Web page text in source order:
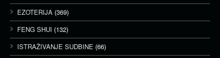
EZOTERIJA (369)
FENG SHUI (132)
ISTRAŽIVANJE SUDBINE (66)